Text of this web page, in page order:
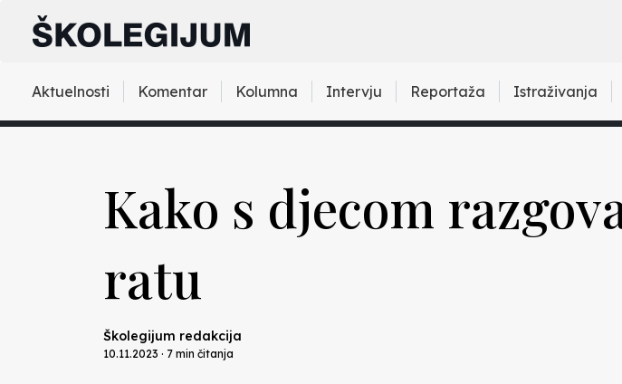
Aktuelnosti Komentar Kolumna Intervju Reportaža Istraživanja
Kako s djecom
ratu
Školegijum redakcija
10.11.2023 · 7 min čitanja